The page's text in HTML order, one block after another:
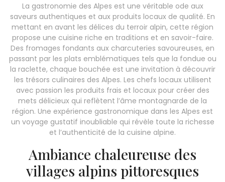
La gastronomie des Alpes est une véritable ode aux
saveurs authentiques et aux produits locaux de qualité. En
mettant en avant les délices du terroir alpin, cette région
propose une cuisine riche en traditions et en savoir-faire.
Des fromages fondants aux charcuteries savoureuses, en
passant par les plats emblématiques tels que la fondue ou
la raclette, chaque bouchée est une invitation à découvrir
les trésors culinaires des Alpes. Les chefs locaux utilisent
avec passion les produits frais et locaux pour créer des
mets délicieux qui reflètent l’âme montagnarde de la
région. Une expérience gastronomique dans les Alpes est
un voyage gustatif inoubliable qui révèle toute la richesse
et l’authenticité de la cuisine alpine.
Ambiance chaleureuse des
villages alpins pittoresques